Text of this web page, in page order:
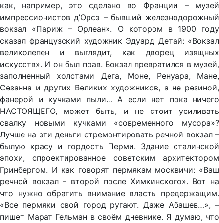
как, например, это сделано во Франции – музей
импрессионистов д’Орсэ – бывший железнодорожный
вокзал «Париж – Орлеан». О котором в 1900 году
сказал французский художник Эдуард Детай: «Вокзал
великолепен и выглядит, как дворец изящных
искусств». И он был прав. Вокзал превратился в музей,
заполненный холстами Дега, Моне, Ренуара, Мане,
Сезанна и других Великих художников, а не резиной,
фанерой и кучками пыли… А если нет пока ничего
НАСТОЯЩЕГО, может быть, и не стоит усиливать
свалку новыми кучками «современного мусора»?
Лучше на эти деньги отремонтировать речной вокзал –
былую красу и гордость Перми. Здание сталинской
эпохи, спроектированное советским архитектором
Гринбергом. И как говорят пермякам москвичи: «Ваш
речной вокзал – второй после Химкинского». Вот на
что нужно обратить внимание власть предержащим.
«Все пермяки свой город ругают. Даже Абашев…», –
пишет Марат Гельман в своём дневнике. Я думаю, что